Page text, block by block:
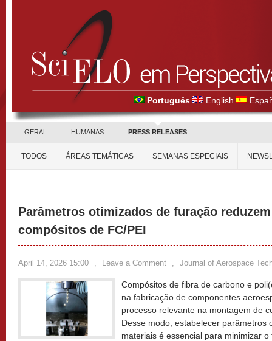
Português English
GERAL HUMANAS PRESS RELEASES
TODOS ÁREAS TEMÁTICAS SEMANAS ESPECIAIS
Parâmetros otimizados de furação
compósitos de FC/PEI
April 14, 2026 15:00 , Leave a Comment , Journal of Aerospace
Compósitos de fibra de carbono e
na fabricação de componentes
processo relevante na montagem de
Desse modo, estabelecer parâmetros
materiais é essencial para minimizar